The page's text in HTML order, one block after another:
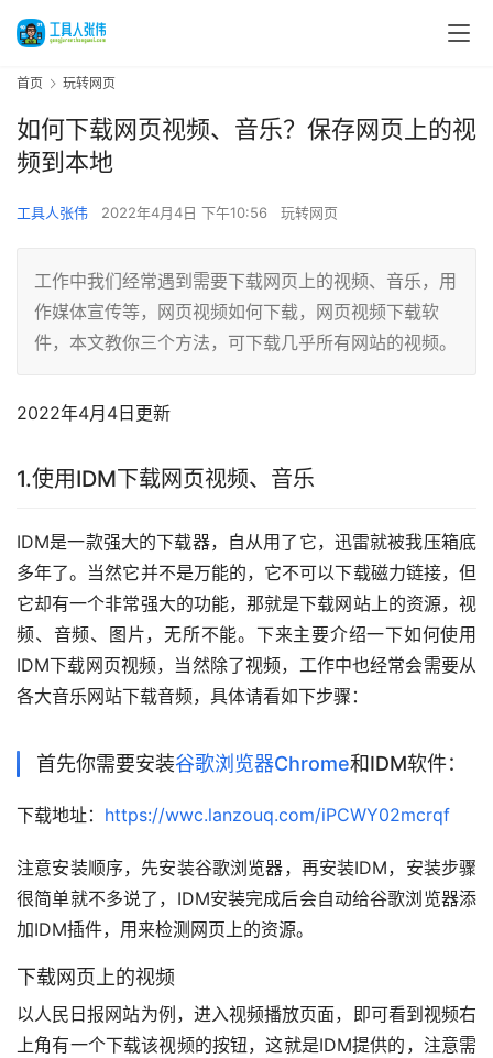
首页 玩转网页
如何下载网页视频、音乐？保存网页上的视
频到本地
工具人张伟 2022年4月4日 下午10:56 玩转网页
工作中我们经常遇到需要下载网页上的视频、音乐，用
作媒体宣传等，网页视频如何下载，网页视频下载软
件，本文教你三个方法，可下载几乎所有网站的视频。
2022年4月4日更新
1.使用IDM下载网页视频、音乐
IDM是一款强大的下载器，自从用了它，迅雷就被我压箱底
多年了。当然它并不是万能的，它不可以下载磁力链接，但
它却有一个非常强大的功能，那就是下载网站上的资源，视
频、音频、图片，无所不能。下来主要介绍一下如何使用
IDM下载网页视频，当然除了视频，工作中也经常会需要从
各大音乐网站下载音频，具体请看如下步骤：
首先你需要安装谷歌浏览器Chrome和IDM软件：
下载地址： https://wwc.lanzouq.com/iPCWY02mcrqf
注意安装顺序，先安装谷歌浏览器，再安装IDM，安装步骤
很简单就不多说了，IDM安装完成后会自动给谷歌浏览器添
加IDM插件，用来检测网页上的资源。
下载网页上的视频
以人民日报网站为例，进入视频播放页面，即可看到视频右
上角有一个下载该视频的按钮，这就是IDM提供的，注意需